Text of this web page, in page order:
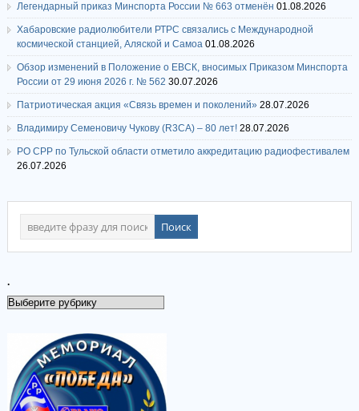
Легендарный приказ Минспорта России № 663 отменён 01.08.2026
Хабаровские радиолюбители РТРС связались с Международной
космической станцией, Аляской и Самоа 01.08.2026
Обзор изменений в Положение о ЕВСК, вносимых Приказом Минспорта
России от 29 июня 2026 г. № 562 30.07.2026
Патриотическая акция «Связь времен и поколений» 28.07.2026
Владимиру Семеновичу Чукову (R3CA) – 80 лет! 28.07.2026
РО СРР по Тульской области отметило аккредитацию радиофестивалем
26.07.2026
.